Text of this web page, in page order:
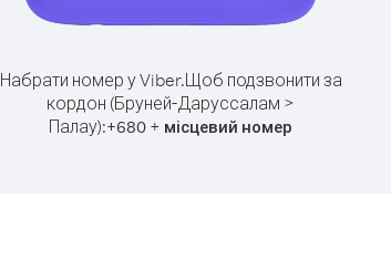
Набрати номер у Viber.Щоб подзвонити за
кордон (Бруней-Даруссалам >
Палау):+680 + місцевий номер